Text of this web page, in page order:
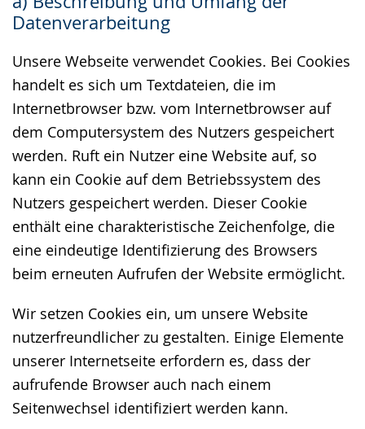
Datenverarbeitung
Unsere Webseite verwendet Cookies. Bei Cookies
handelt es sich um Textdateien, die im
Internetbrowser bzw. vom Internetbrowser auf
dem Computersystem des Nutzers gespeichert
werden. Ruft ein Nutzer eine Website auf, so
kann ein Cookie auf dem Betriebssystem des
Nutzers gespeichert werden. Dieser Cookie
enthält eine charakteristische Zeichenfolge, die
eine eindeutige Identifizierung des Browsers
beim erneuten Aufrufen der Website ermöglicht.
Wir setzen Cookies ein, um unsere Website
nutzerfreundlicher zu gestalten. Einige Elemente
unserer Internetseite erfordern es, dass der
aufrufende Browser auch nach einem
Seitenwechsel identifiziert werden kann.
wechseln.
Deutscher
wird
angezeigt.